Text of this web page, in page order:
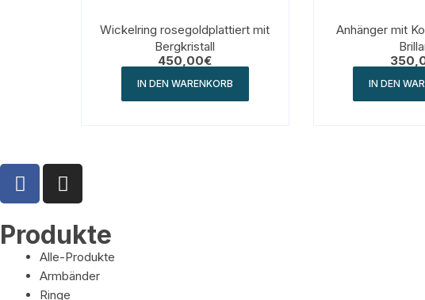
Wickelring rosegoldplattiert mit
Bergkristall
450,00€
IN DEN WARENKORB
Anhänger mit Kobaltcalcit und
IN DEN
Produkte
Alle-Produkte
Armbänder
Ringe